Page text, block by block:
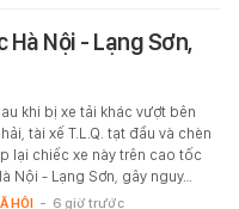
Hà Nội - Lạng Sơn,
khi bị xe tải khác vượt bên
tài xế T.L.Q. tạt đầu và chèn
lại chiếc xe này trên cao tốc
Nội - Lạng Sơn, gây nguy…
HỘI - 6 giờ trước